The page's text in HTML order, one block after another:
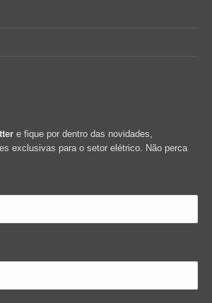
e fique por dentro das novidades,
exclusivas para o setor elétrico. Não perca